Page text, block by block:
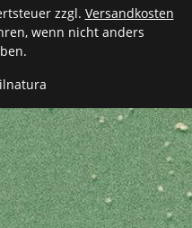
zzgl. Versandkosten
wenn nicht anders